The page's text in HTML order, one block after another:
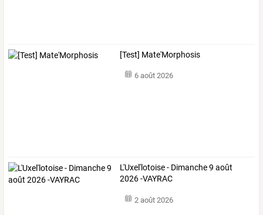
[Test] Mate'Morphosis
6 août 2026
L'Uxel'lotoise - Dimanche 9 août
2026 -VAYRAC
2 août 2026